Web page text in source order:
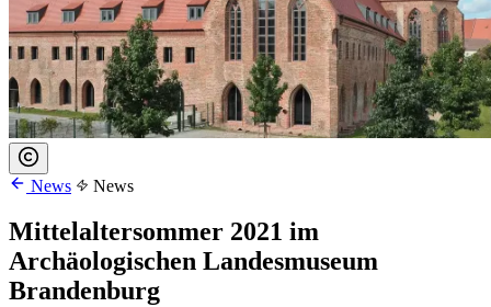
News News
Mittelaltersommer 2021 im
Archäologischen Landesmuseum
Brandenburg